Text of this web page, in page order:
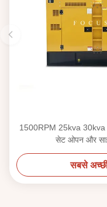
1500RPM 25kva
सेट ओपन और
सबसे